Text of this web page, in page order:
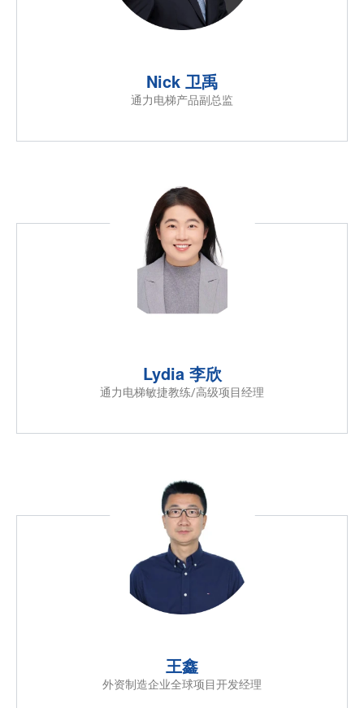
Nick 卫禹
通力电梯产品副总监
Lydia 李欣
通力电梯敏捷教练/高级项目经理
王鑫
外资制造企业全球项目开发经理